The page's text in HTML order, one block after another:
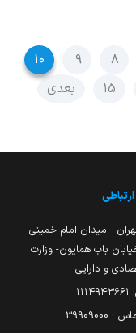
۸ ۹
۱۰
۱۵ بعدی
- میدان امام خمینی-
باب همایون- وزارت
و دارایی